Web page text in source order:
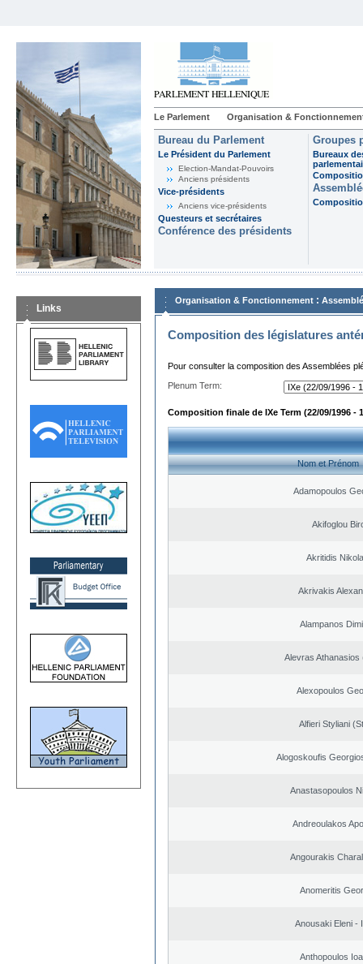
Le Parlement Organisation &
Bureau du Parlement
Le Président du Parlement
Election-Mandat-Pouvoirs
Anciens présidents
Vice-présidents
Anciens vice-présidents
Questeurs et secrétaires
Conférence des présidents
Groupes
Bureaux
Links
Organisation & Fonctionnement :
Composition des législatures
Pour consulter la composition des Assemblées
Plenum Term:
Composition finale de IXe Term (22/09/1996 -
Nom et Prénom
Adamopoulos
Akifoglou
Akritidis
Akrivakis
Alampanos
Alevras Athanasios
Alexopoulos
Alfieri Styliani
Alogoskoufis
Anastasopoulos
Andreoulakos
Angourakis
Anomeritis
Anousaki Eleni -
Anthopoulos